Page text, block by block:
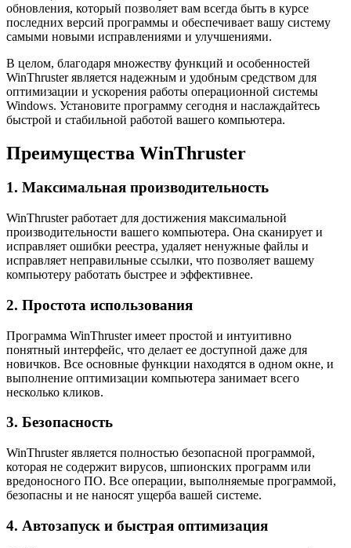
обновления, который позволяет вам всегда быть в курсе
последних версий программы и обеспечивает вашу систему
самыми новыми исправлениями и улучшениями.
В целом, благодаря множеству функций и особенностей
WinThruster является надежным и удобным средством для
оптимизации и ускорения работы операционной системы
Windows. Установите программу сегодня и наслаждайтесь
быстрой и стабильной работой вашего компьютера.
Преимущества WinThruster
1. Максимальная производительность
WinThruster работает для достижения максимальной
производительности вашего компьютера. Она сканирует и
исправляет ошибки реестра, удаляет ненужные файлы и
исправляет неправильные ссылки, что позволяет вашему
компьютеру работать быстрее и эффективнее.
2. Простота использования
Программа WinThruster имеет простой и интуитивно
понятный интерфейс, что делает ее доступной даже для
новичков. Все основные функции находятся в одном окне, и
выполнение оптимизации компьютера занимает всего
несколько кликов.
3. Безопасность
WinThruster является полностью безопасной программой,
которая не содержит вирусов, шпионских программ или
вредоносного ПО. Все операции, выполняемые программой,
безопасны и не наносят ущерба вашей системе.
4. Автозапуск и быстрая оптимизация